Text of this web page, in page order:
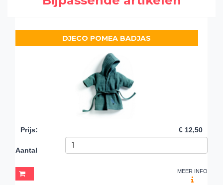
DJECO POMEA BADJAS
Prijs: € 12,50
Aantal
MEER INFO